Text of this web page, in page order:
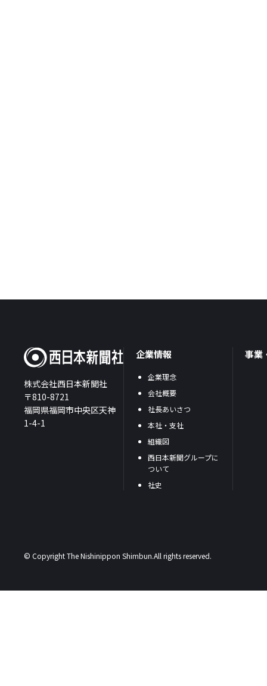
株式会社西日本新聞社
〒810-8721
福岡県福岡市中央区天神
1-4-1
企業情報
企業理念
会社概要
社長あいさつ
本社・支社
組織図
西日本新聞グループに
ついて
社史
事業
© Copyright The Nishinippon Shimbun.All rights reserved.